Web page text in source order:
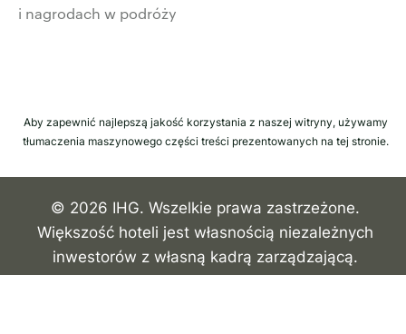
i nagrodach w podróży
Aby zapewnić najlepszą jakość korzystania z naszej witryny, używamy
tłumaczenia maszynowego części treści prezentowanych na tej stronie.
© 2026 IHG. Wszelkie prawa zastrzeżone.
Większość hoteli jest własnością niezależnych
inwestorów z własną kadrą zarządzającą.